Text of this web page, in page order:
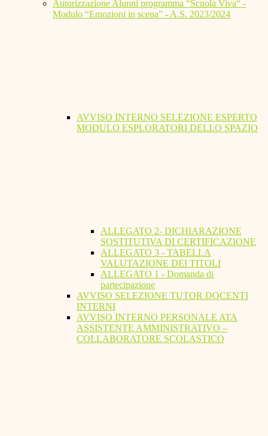
Autorizzazione Alunni programma “Scuola Viva“ -
Modulo “Emozioni in scena” - A.S. 2023/2024
AVVISO INTERNO SELEZIONE ESPERTO
MODULO ESPLORATORI DELLO SPAZIO
ALLEGATO 2- DICHIARAZIONE
SOSTITUTIVA DI CERTIFICAZIONE
ALLEGATO 3 - TABELLA
VALUTAZIONE DEI TITOLI
ALLEGATO 1 - Domanda di
partecipazione
AVVISO SELEZIONE TUTOR DOCENTI
INTERNI
AVVISO INTERNO PERSONALE ATA
ASSISTENTE AMMINISTRATIVO –
COLLABORATORE SCOLASTICO